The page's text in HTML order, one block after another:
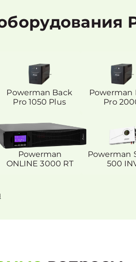
Powerman Back
Pro 1050 Plus
Powerman
Pro
Powerman
ONLINE 3000 RT
Powerman
500